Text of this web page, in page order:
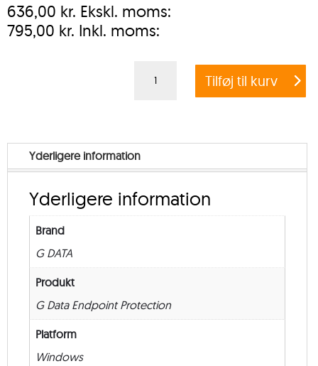
636,00 kr. Ekskl. moms:
795,00 kr. Inkl. moms:
BUSINESS
+
MAIL
–
New
Tilføj til kurv
Yderligere information
Yderligere information
Brand
G DATA
Produkt
G Data Endpoint Protection
Platform
Windows